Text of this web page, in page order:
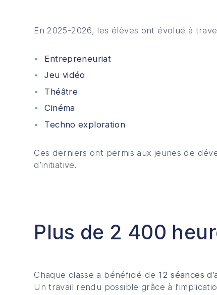
En 2025-2026, les élèves ont évolué à
Entrepreneuriat
Jeu vidéo
Théâtre
Cinéma
Techno exploration
Ces derniers ont permis aux jeunes de
d’initiative.
Plus de 2 400
Chaque classe a bénéficié de12 séances
Un travail rendu possible grâce à